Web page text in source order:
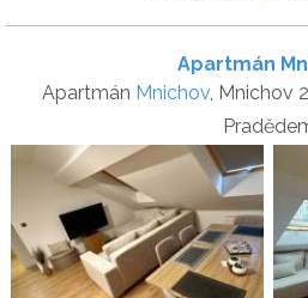
Apartmán
Apartmán Mnichov, Mnichov